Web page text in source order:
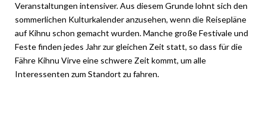
Veranstaltungen intensiver. Aus diesem Grunde lohnt sich den
sommerlichen Kulturkalender anzusehen, wenn die Reisepläne
auf Kihnu schon gemacht wurden. Manche große Festivale und
Feste finden jedes Jahr zur gleichen Zeit statt, so dass für die
Fähre Kihnu Virve eine schwere Zeit kommt, um alle
Interessenten zum Standort zu fahren.